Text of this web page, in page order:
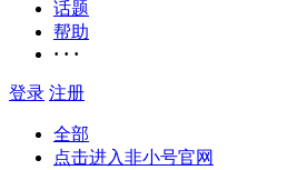
话题
帮助
· · ·
登录 注册
全部
点击进入非小号官网